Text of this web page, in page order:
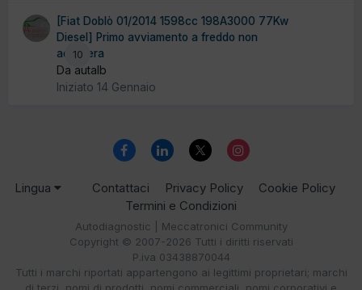
10
[Fiat Doblò 01/2014 1598cc 198A3000 77Kw
Diesel] Primo avviamento a freddo non
accellera
Da autalb
Iniziato 14 Gennaio
Lingua Contattaci Privacy Policy
Cookie Policy
Termini e Condizioni
Autodiagnostic | Meccatronici Community
Copyright © 2007-2026 Tutti i diritti riservati
P.iva 03438870044
Tutti i marchi riportati appartengono ai legittimi proprietari; marchi